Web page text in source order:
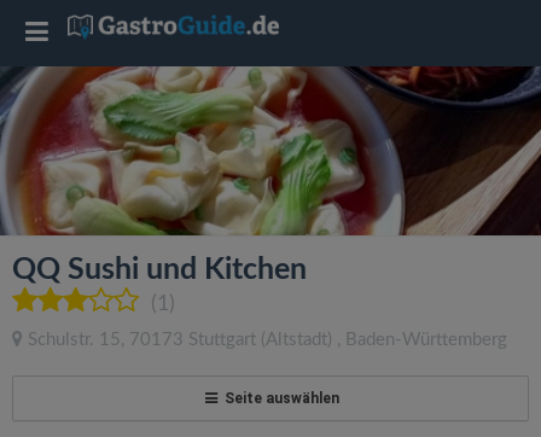
QQ Sushi und Kitchen
(1)
Schulstr. 15 , 70173 Stuttgart (Altstadt) , Baden-Württemberg
Seite auswählen
T
o
g
g
l
e